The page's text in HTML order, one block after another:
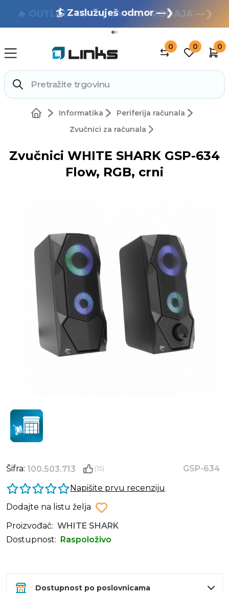
🏄 Zaslužuješ odmor —❯
🔥 OUTLET: TOTALNA RASPRODAJA —❯
0 0 0
Informatika
Periferija računala
Zvučnici za računala
Zvučnici WHITE SHARK GSP-634
Flow, RGB, crni
Šifra: 100.503.713 (15)
GSP-634
Napišite prvu recenziju
Dodajte na listu želja
Proizvođač: WHITE SHARK
Dostupnost:
Raspoloživo
Dostupnost po poslovnicama